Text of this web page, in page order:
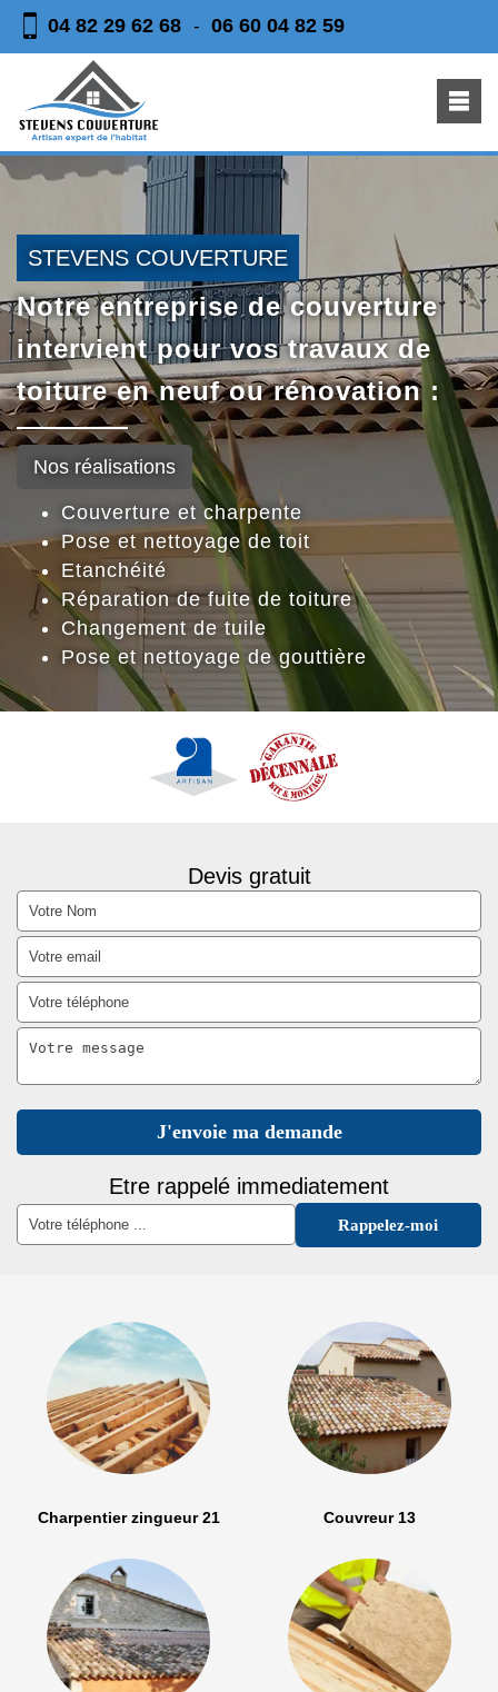
04 82 29 62 68 - 06 60 04 82 59
STEVENS COUVERTURE
Notre entreprise de couverture
intervient pour vos travaux de
toiture en neuf ou rénovation :
Nos réalisations
Couverture et charpente
Pose et nettoyage de toit
Etanchéité
Réparation de fuite de toiture
Changement de tuile
Pose et nettoyage de gouttière
Devis gratuit
Etre rappelé immediatement
Charpentier zingueur 21 Couvreur 13